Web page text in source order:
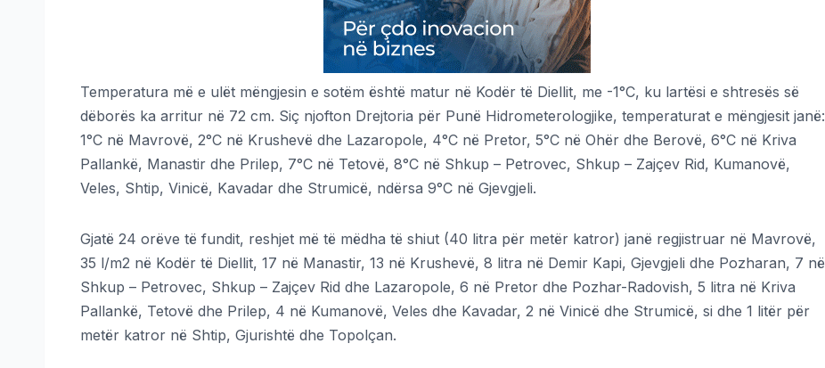
Temperatura më e ulët mëngjesin e sotëm është matur në Kodër të Diellit, me -1°C, ku lartësi e shtresës së
dëborës ka arritur në 72 cm. Siç njofton Drejtoria për Punë Hidrometerologjike, temperaturat e mëngjesit janë:
1°C në Mavrovë, 2°C në Krushevë dhe Lazaropole, 4°C në Pretor, 5°C në Ohër dhe Berovë, 6°C në Kriva
Pallankë, Manastir dhe Prilep, 7°C në Tetovë, 8°C në Shkup – Petrovec, Shkup – Zajçev Rid, Kumanovë,
Veles, Shtip, Vinicë, Kavadar dhe Strumicë, ndërsa 9°C në Gjevgjeli.
Gjatë 24 orëve të fundit, reshjet më të mëdha të shiut (40 litra për metër katror) janë regjistruar në Mavrovë,
35 l/m2 në Kodër të Diellit, 17 në Manastir, 13 në Krushevë, 8 litra në Demir Kapi, Gjevgjeli dhe Pozharan, 7 në
Shkup – Petrovec, Shkup – Zajçev Rid dhe Lazaropole, 6 në Pretor dhe Pozhar-Radovish, 5 litra në Kriva
Pallankë, Tetovë dhe Prilep, 4 në Kumanovë, Veles dhe Kavadar, 2 në Vinicë dhe Strumicë, si dhe 1 litër për
metër katror në Shtip, Gjurishtë dhe Topolçan.